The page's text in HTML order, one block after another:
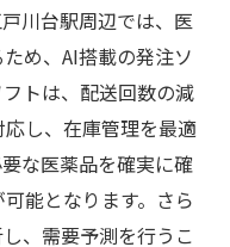
の力
健康向上
の提供
剤薬局のAI戦略
役割
川台駅周辺では、医
め、AI搭載の発注ソ
トは、配送回数の減
し、在庫管理を最適
な医薬品を確実に確
能となります。さら
、需要予測を行うこ